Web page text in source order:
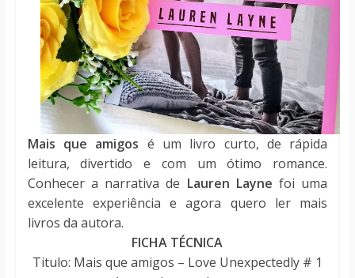
Mais que amigos é um livro curto, de rápida
leitura, divertido e com um ótimo romance.
Conhecer a narrativa de Lauren Layne foi uma
excelente experiência e agora quero ler mais
livros da autora.
FICHA TÉCNICA
Titulo: Mais que amigos – Love Unexpectedly # 1